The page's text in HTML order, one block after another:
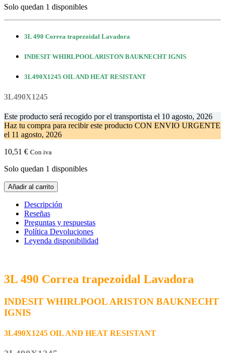
Solo quedan 1 disponibles
3L 490 Correa trapezoidal Lavadora
INDESIT WHIRLPOOL ARISTON BAUKNECHT IGNIS
3L490X1245 OIL AND HEAT RESISTANT
3L490X1245
Este producto será recogido por el transportista el 10 agosto, 2026
Haz tu compra para recibir este producto CON ENVIO URGENTE
el 11 agosto, 2026
10,51 € Con iva
Solo quedan 1 disponibles
3L
490
Correa
Trapezoidal
Lavadora
3L490X1245
cantidad
Añadir al carrito
Descripción
Reseñas
Preguntas y respuestas
Política Devoluciones
Leyenda disponibilidad
3L 490 Correa trapezoidal Lavadora
INDESIT WHIRLPOOL ARISTON BAUKNECHT
IGNIS
3L490X1245 OIL AND HEAT RESISTANT